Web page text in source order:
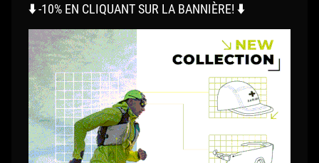
⬇️ -10% EN CLIQUANT SUR LA BANNIÈRE! ⬇️